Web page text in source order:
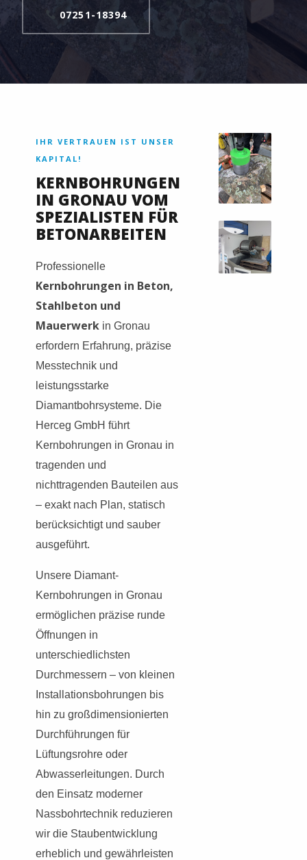
07251-18394
IHR VERTRAUEN IST UNSER
KAPITAL!
KERNBOHRUNGEN
IN GRONAU VOM
SPEZIALISTEN FÜR
BETONARBEITEN
Professionelle
Kernbohrungen in Beton,
Stahlbeton und
Mauerwerk in Gronau
erfordern Erfahrung, präzise
Messtechnik und
leistungsstarke
Diamantbohrsysteme. Die
Herceg GmbH führt
Kernbohrungen in Gronau in
tragenden und
nichttragenden Bauteilen aus
– exakt nach Plan, statisch
berücksichtigt und sauber
ausgeführt.
Unsere Diamant-
Kernbohrungen in Gronau
ermöglichen präzise runde
Öffnungen in
unterschiedlichsten
Durchmessern – von kleinen
Installationsbohrungen bis
hin zu großdimensionierten
Durchführungen für
Lüftungsrohre oder
Abwasserleitungen. Durch
den Einsatz moderner
Nassbohrtechnik reduzieren
wir die Staubentwicklung
erheblich und gewährleisten